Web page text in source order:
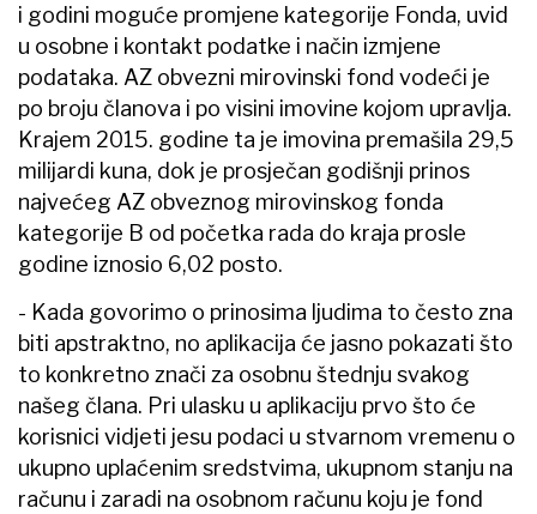
i godini moguće promjene kategorije Fonda, uvid
u osobne i kontakt podatke i način izmjene
podataka. AZ obvezni mirovinski fond vodeći je
po broju članova i po visini imovine kojom upravlja.
Krajem 2015. godine ta je imovina premašila 29,5
milijardi kuna, dok je prosječan godišnji prinos
najvećeg AZ obveznog mirovinskog fonda
kategorije B od početka rada do kraja prosle
godine iznosio 6,02 posto.
- Kada govorimo o prinosima ljudima to često zna
biti apstraktno, no aplikacija će jasno pokazati što
to konkretno znači za osobnu štednju svakog
našeg člana. Pri ulasku u aplikaciju prvo što će
korisnici vidjeti jesu podaci u stvarnom vremenu o
ukupno uplaćenim sredstvima, ukupnom stanju na
računu i zaradi na osobnom računu koju je fond